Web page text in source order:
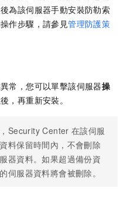
為該伺服器手動安裝防勒索
作步驟，請參見管理防護策
常，您可以單擊該伺服器操
，再重新安裝。
Security Center 在該伺服
料保留時間內，不會刪除
器資料。如果超過備份資
伺服器資料將會被刪除。